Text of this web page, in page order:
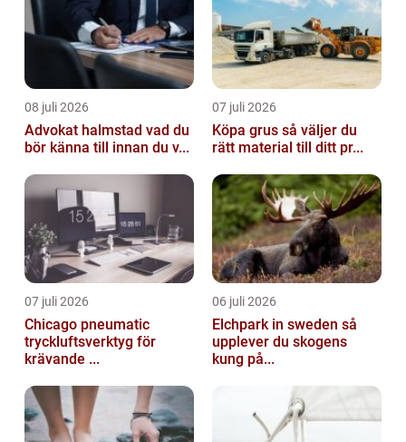
08 juli 2026
Advokat halmstad vad du
bör känna till innan du v...
07 juli 2026
Köpa grus så väljer du
rätt material till ditt pr...
07 juli 2026
Chicago pneumatic
tryckluftsverktyg för
krävande ...
06 juli 2026
Elchpark in sweden så
upplever du skogens
kung på...